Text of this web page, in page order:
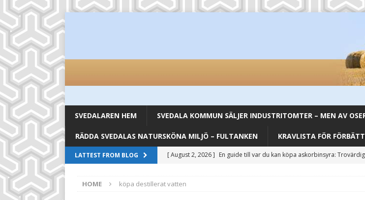
SVEDALAREN HEM SVEDALA KOMMUN SÄLJER INDUSTRITOMTER – MEN AV
RÄDDA SVEDALAS NATURSKÖNA MILJÖ – FULTANKEN KRAVLISTA FÖR
LATTEST FROM BLOG [ August 2, 2026 ] En guide till var du kan köpa askorbinsyra:
[ August 2, 2026 ]
HOME köpa destillerat vatten